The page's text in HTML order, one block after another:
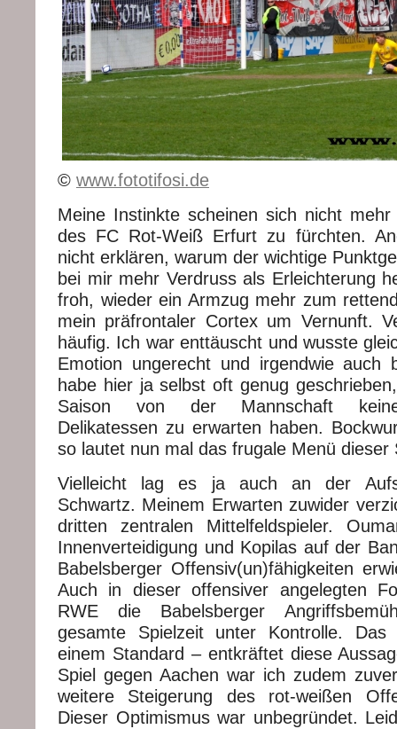
© www.fototifosi.de
Meine Instinkte scheinen sich nicht
des FC Rot-Weiß Erfurt zu fürchten.
nicht erklären, warum der wichtige
bei mir mehr Verdruss als Erleichterung
froh, wieder ein Armzug mehr zum
mein präfrontaler Cortex um Vernunft.
häufig. Ich war enttäuscht und wusste
Emotion ungerecht und irgendwie auch
habe hier ja selbst oft genug
Saison von der Mannschaft keine
Delikatessen zu erwarten haben.
so lautet nun mal das frugale Menü dieser
Vielleicht lag es ja auch an der
Schwartz. Meinem Erwarten zuwider
dritten zentralen Mittelfeldspieler.
Innenverteidigung und Kopilas auf der
Babelsberger Offensiv(un)fähigkeiten
Auch in dieser offensiver angelegten
RWE die Babelsberger
gesamte Spielzeit unter Kontrolle.
einem Standard – entkräftet diese
Spiel gegen Aachen war ich zudem
weitere Steigerung des rot-weißen
Dieser Optimismus war unbegründet.